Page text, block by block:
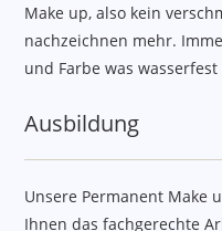
Make up, also kein
nachzeichnen mehr.
und Farbe was wasserfest
Ausbildung
Unsere Permanent Make
Ihnen das fachgerechte